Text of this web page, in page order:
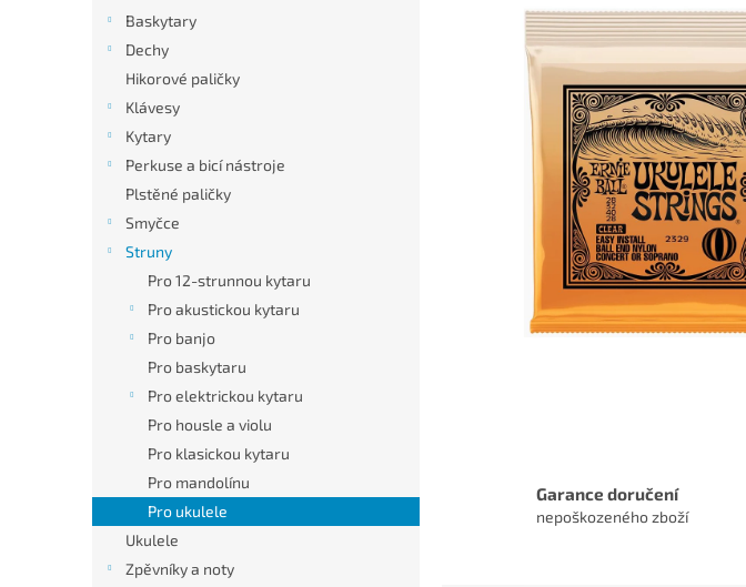
Baskytary
Dechy
Hikorové paličky
Klávesy
Kytary
Perkuse a bicí nástroje
Plstěné paličky
Smyčce
Struny
Pro 12-strunnou kytaru
Pro akustickou kytaru
Pro banjo
Pro baskytaru
Pro elektrickou kytaru
Pro housle a violu
Pro klasickou kytaru
Pro mandolínu
Pro ukulele
Ukulele
Zpěvníky a noty
Garance doručení
nepoškozeného zboží